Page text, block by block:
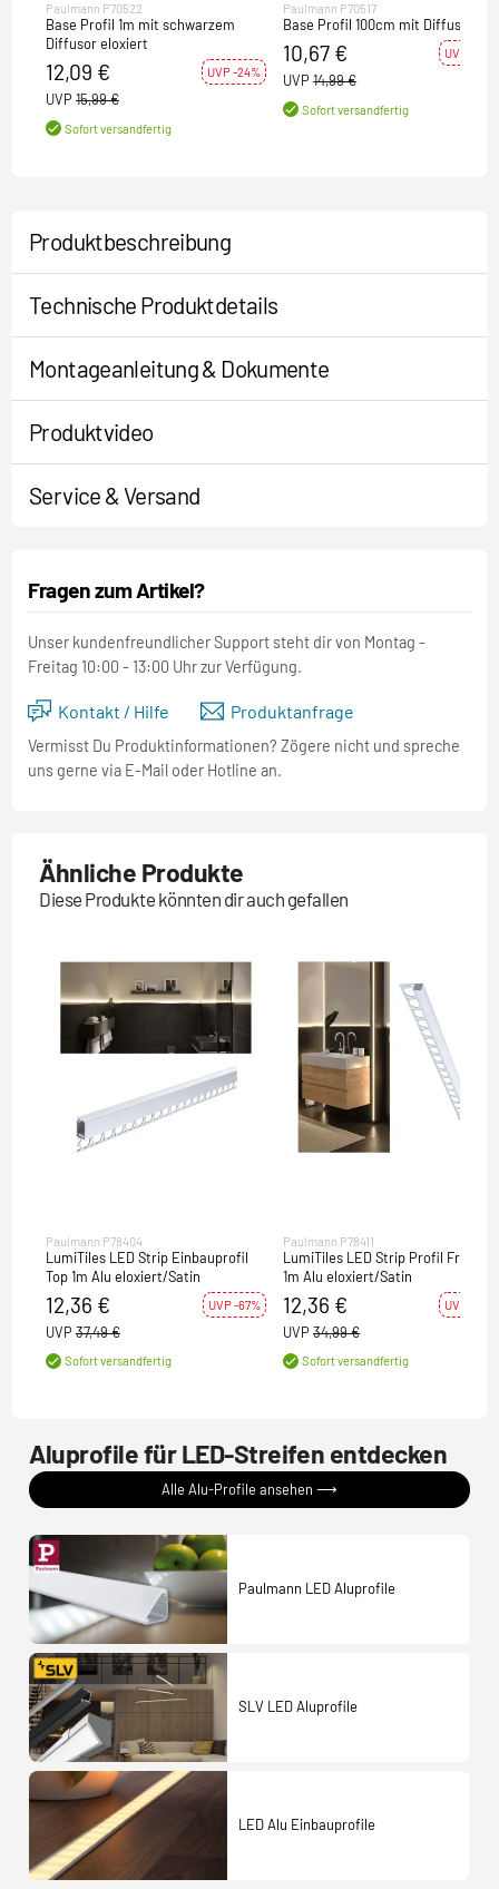
Paulmann P70522
Base Profil 1m mit schwarzem
Diffusor eloxiert
12,09 € UVP -24%
UVP 15,99 €
Sofort versandfertig
Paulmann P70517
Base Profil 100cm mit Diffusor
10,67 € UVP -29%
UVP 14,99 €
Sofort versandfertig
Produktbeschreibung
Technische Produktdetails
Montageanleitung & Dokumente
Produktvideo
Service & Versand
Fragen zum Artikel?
Unser kundenfreundlicher Support steht dir von Montag -
Freitag 10:00 - 13:00 Uhr zur Verfügung.
Kontakt / Hilfe Produktanfrage
Vermisst Du Produktinformationen? Zögere nicht und spreche
uns gerne via E-Mail oder Hotline an.
Ähnliche Produkte
Diese Produkte könnten dir auch gefallen
Paulmann P78404
LumiTiles LED Strip Einbauprofil
Top 1m Alu eloxiert/Satin
12,36 € UVP -67%
UVP 37,49 €
Sofort versandfertig
Paulmann P78411
LumiTiles LED Strip Profil Frame
1m Alu eloxiert/Satin
12,36 € UVP -65%
UVP 34,99 €
Sofort versandfertig
Aluprofile für LED-Streifen entdecken
Alle Alu-Profile ansehen ⟶
Paulmann LED Aluprofile
SLV LED Aluprofile
LED Alu Einbauprofile